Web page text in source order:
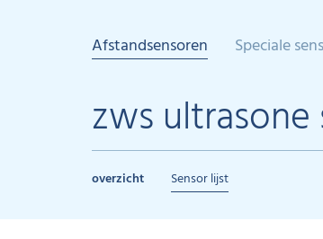
Afstandsensoren Speciale
zws ultrasone
overzicht Sensor lijst